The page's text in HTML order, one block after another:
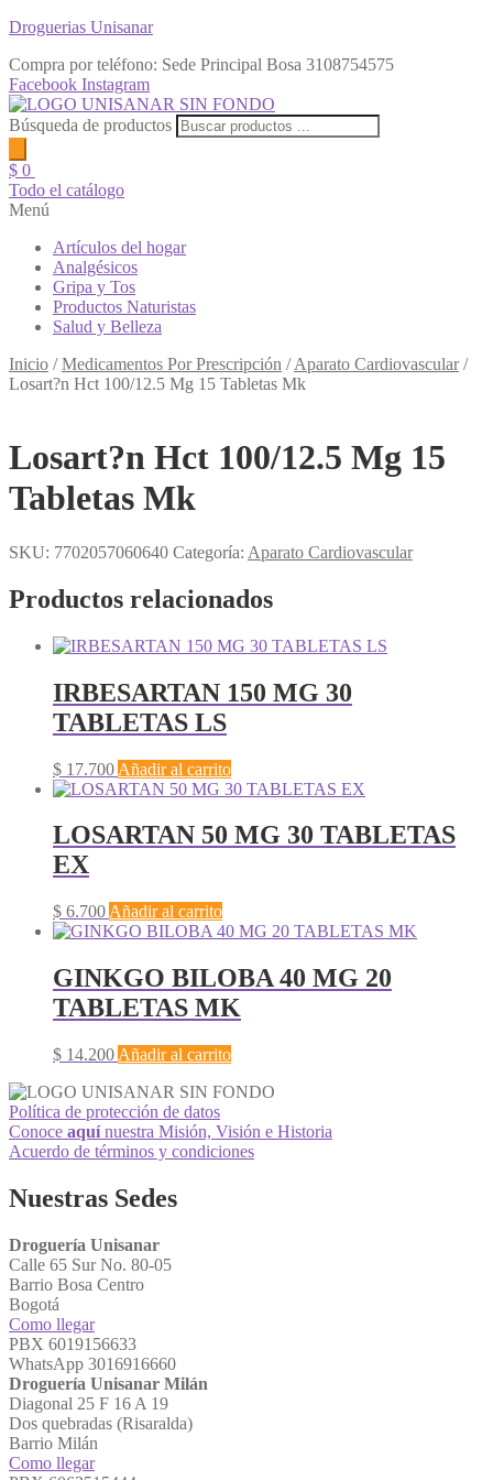
Droguerias Unisanar
Compra por teléfono: Sede Principal Bosa 3108754575
Facebook Instagram
Búsqueda de productos
$ 0
Todo el catálogo
Menú
Artículos del hogar
Analgésicos
Gripa y Tos
Productos Naturistas
Salud y Belleza
Inicio /Medicamentos Por Prescripción /Aparato Cardiovascular/
Losart?n Hct 100/12.5 Mg 15 Tabletas Mk
Losart?n Hct 100/12.5 Mg 15
Tabletas Mk
SKU: 7702057060640 Categoría: Aparato Cardiovascular
Productos relacionados
IRBESARTAN 150 MG 30
TABLETAS LS
$ 17.700 Añadir al carrito
LOSARTAN 50 MG 30 TABLETAS
EX
$ 6.700 Añadir al carrito
GINKGO BILOBA 40 MG 20
TABLETAS MK
$ 14.200 Añadir al carrito
Política de protección de datos
Conoce aquínuestra Misión, Visión e Historia
Acuerdo de términos y condiciones
Nuestras Sedes
Droguería Unisanar
Calle 65 Sur No. 80-05
Barrio Bosa Centro
Bogotá
Como llegar
PBX 6019156633
WhatsApp 3016916660
Droguería Unisanar Milán
Diagonal 25 F 16 A 19
Dos quebradas (Risaralda)
Barrio Milán
Como llegar